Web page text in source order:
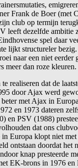
Frank de Boer (met
club op termijn
leeft dezelfde ambitie
spel daar
lijkt structureler
naar een niet eerder
meer dan roze kleuren.
realiseren dat de
door Ajax werd
met Ajax in
en 1973 dateren
en PSV (1988)
dat ons
in Europa klopt niet
ontstaan doordat het
knap presteerde
EK-brons in 1976